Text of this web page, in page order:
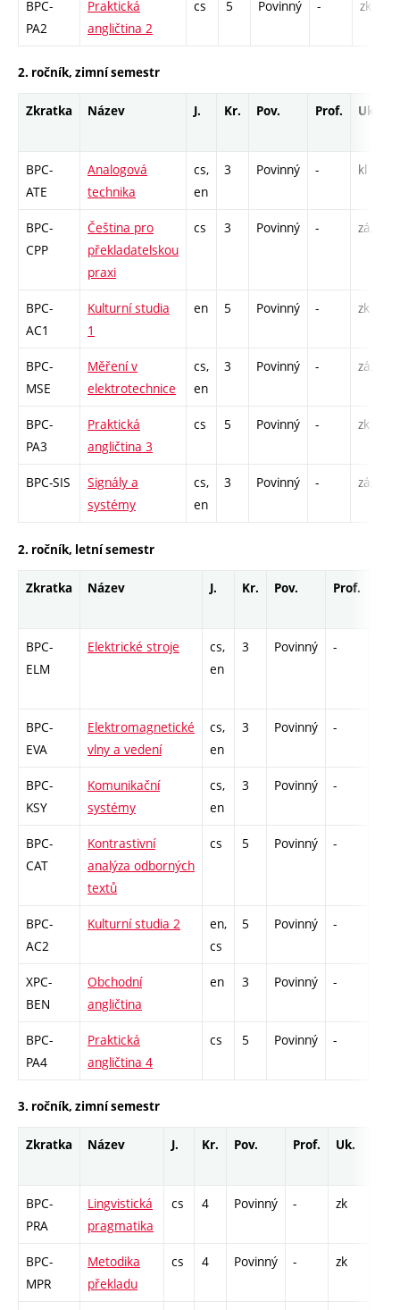
BPC-
PA2
Praktická
angličtina 2
cs 5 Povinný - zk
2. ročník, zimní semestr
Zkratka Název J. Kr. Pov. Prof. Uk.
BPC-
ATE
Analogová
technika
cs,
en
3 Povinný - kl
BPC-
CPP
Čeština pro
překladatelskou
praxi
cs 3 Povinný - zá,zk
BPC-
AC1
Kulturní studia
1
en 5 Povinný - zk
BPC-
MSE
Měření v
elektrotechnice
cs,
en
3 Povinný - zá,zk
BPC-
PA3
Praktická
angličtina 3
cs 5 Povinný - zk
BPC-SIS
Signály a
systémy
cs,
en
3 Povinný - zá,zk
2. ročník, letní semestr
Zkratka Název J. Kr. Pov. Prof.
BPC-
ELM
Elektrické stroje
cs,
en
3 Povinný -
BPC-
EVA
Elektromagnetické
vlny a vedení
cs,
en
3 Povinný -
BPC-
KSY
Komunikační
systémy
cs,
en
3 Povinný -
BPC-
CAT
Kontrastivní
analýza odborných
textů
cs 5 Povinný -
BPC-
AC2
Kulturní studia 2
en,
cs
5 Povinný -
XPC-
BEN
Obchodní
angličtina
en 3 Povinný -
BPC-
PA4
Praktická
angličtina 4
cs 5 Povinný -
3. ročník, zimní semestr
Zkratka Název J. Kr. Pov. Prof. Uk.
BPC-
PRA
Lingvistická
pragmatika
cs 4 Povinný - zk
BPC-
MPR
Metodika
překladu
cs 4 Povinný - zk